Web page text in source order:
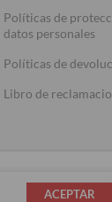
Políticas de
datos personales
Políticas de
Libro de
ACEPTAR